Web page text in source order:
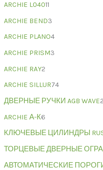
ARCHIE L04011
ARCHIE BEND3
ARCHIE PLANO4
ARCHIE PRISM3
ARCHIE RAY2
ARCHIE SILLUR74
ДВЕРНЫЕ РУЧКИ AGB WAVE2
ARCHIE А-К6
КЛЮЧЕВЫЕ ЦИЛИНДРЫ
ТОРЦЕВЫЕ ДВЕРНЫЕ
АВТОМАТИЧЕСКИЕ